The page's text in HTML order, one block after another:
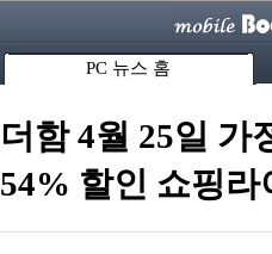
PC 뉴스 홈
더함 4월 25일 가
54% 할인 쇼핑라